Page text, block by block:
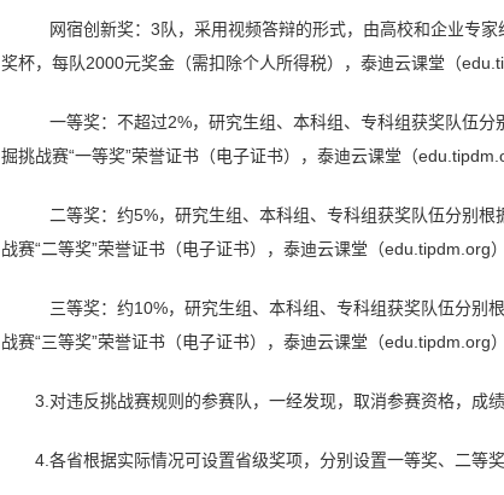
网宿创新奖：3队，采用视频答辩的形式，由高校和企业专家
奖杯，每队2000元奖金（需扣除个人所得税），泰迪云课堂（
一等奖：不超过2%，研究生组、本科组、专科组获奖队伍分
掘挑战赛“一等奖”荣誉证书（电子证书），泰迪云课堂（
二等奖：约5%，研究生组、本科组、专科组获奖队伍分别根
战赛“二等奖”荣誉证书（电子证书），泰迪云课堂（edu.tipdm.org
三等奖：约10%，研究生组、本科组、专科组获奖队伍分别
战赛“三等奖”荣誉证书（电子证书），泰迪云课堂（edu.tipdm.org
3.对违反挑战赛规则的参赛队，一经发现，取消参赛资格，成绩
4.各省根据实际情况可设置省级奖项，分别设置一等奖、二等